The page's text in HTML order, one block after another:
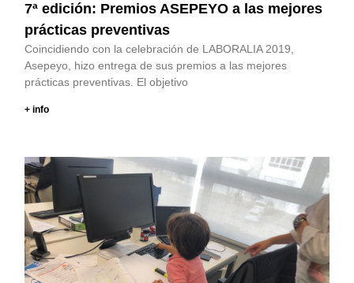
7ª edición: Premios ASEPEYO a las mejores
prácticas preventivas
Coincidiendo con la celebración de LABORALIA 2019,
Asepeyo, hizo entrega de sus premios a las mejores
prácticas preventivas. El objetivo
+ info